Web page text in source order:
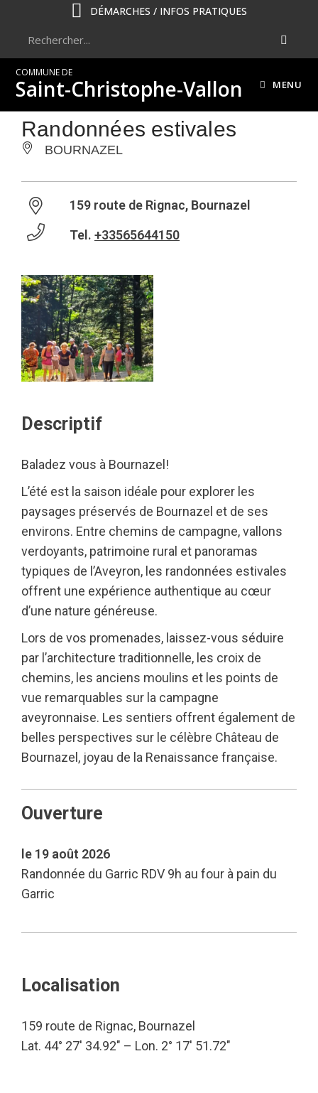
DÉMARCHES / INFOS PRATIQUES
COMMUNE DE
Saint-Christophe-Vallon MENU
Randonnées estivales
BOURNAZEL
159 route de Rignac, Bournazel
Tel. +33565644150
Descriptif
Baladez vous à Bournazel!
L’été est la saison idéale pour explorer les
paysages préservés de Bournazel et de ses
environs. Entre chemins de campagne, vallons
verdoyants, patrimoine rural et panoramas
typiques de l’Aveyron, les randonnées estivales
offrent une expérience authentique au cœur
d’une nature généreuse.
Lors de vos promenades, laissez-vous séduire
par l’architecture traditionnelle, les croix de
chemins, les anciens moulins et les points de
vue remarquables sur la campagne
aveyronnaise. Les sentiers offrent également de
belles perspectives sur le célèbre Château de
Bournazel, joyau de la Renaissance française.
Ouverture
le 19 août 2026
Randonnée du Garric RDV 9h au four à pain du
Garric
Localisation
159 route de Rignac, Bournazel
Lat. 44° 27′ 34.92″ – Lon. 2° 17′ 51.72″